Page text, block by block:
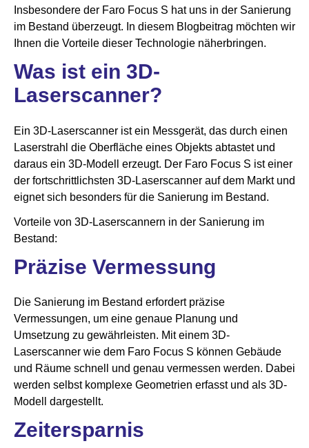
Insbesondere der Faro Focus S hat uns in der Sanierung
im Bestand überzeugt. In diesem Blogbeitrag möchten wir
Ihnen die Vorteile dieser Technologie näherbringen.
Was ist ein 3D-
Laserscanner?
Ein 3D-Laserscanner ist ein Messgerät, das durch einen
Laserstrahl die Oberfläche eines Objekts abtastet und
daraus ein 3D-Modell erzeugt. Der Faro Focus S ist einer
der fortschrittlichsten 3D-Laserscanner auf dem Markt und
eignet sich besonders für die Sanierung im Bestand.
Vorteile von 3D-Laserscannern in der Sanierung im
Bestand:
Präzise Vermessung
Die Sanierung im Bestand erfordert präzise
Vermessungen, um eine genaue Planung und
Umsetzung zu gewährleisten. Mit einem 3D-
Laserscanner wie dem Faro Focus S können Gebäude
und Räume schnell und genau vermessen werden. Dabei
werden selbst komplexe Geometrien erfasst und als 3D-
Modell dargestellt.
Zeitersparnis